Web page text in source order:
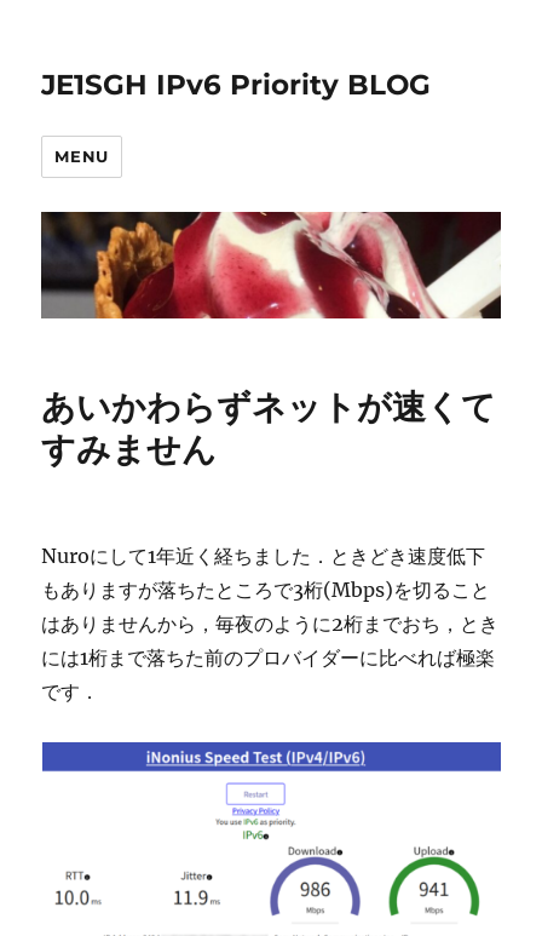
JE1SGH IPv6 Priority BLOG
MENU
あいかわらずネットが速くて
すみません
Nuroにして1年近く経ちました．ときどき速度低下
もありますが落ちたところで3桁(Mbps)を切ること
はありませんから，毎夜のように2桁までおち，とき
には1桁まで落ちた前のプロバイダーに比べれば極楽
です．